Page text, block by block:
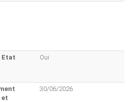
Etat
Oui
et
30/06/2026